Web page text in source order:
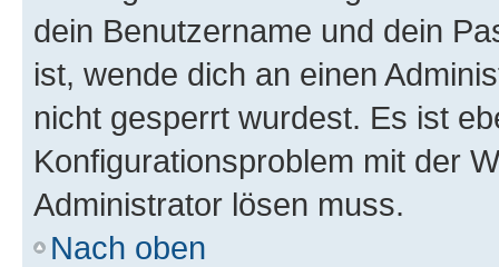
dein Benutzername und dein
ist, wende dich an einen
nicht gesperrt wurdest. Es ist
Konfigurationsproblem mit der
Administrator lösen muss.
Nach oben